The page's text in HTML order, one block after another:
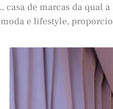
casa de marcas da qual
e lifestyle,